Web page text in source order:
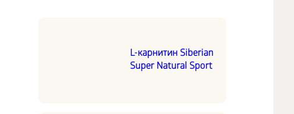
L-карнитин Siberian
Super Natural Sport